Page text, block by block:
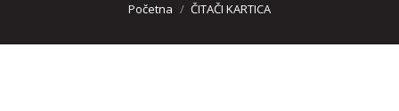
Početna ČITAČI KARTICA